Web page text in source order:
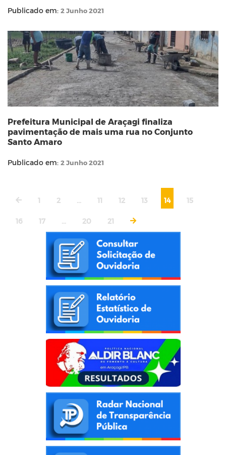
Publicado em: 2 Junho 2021
Prefeitura Municipal de Araçagi finaliza
pavimentação de mais uma rua no Conjunto
Santo Amaro
Publicado em: 2 Junho 2021
1 2 ... 11 12 13 14 15
16 17 ... 20 21